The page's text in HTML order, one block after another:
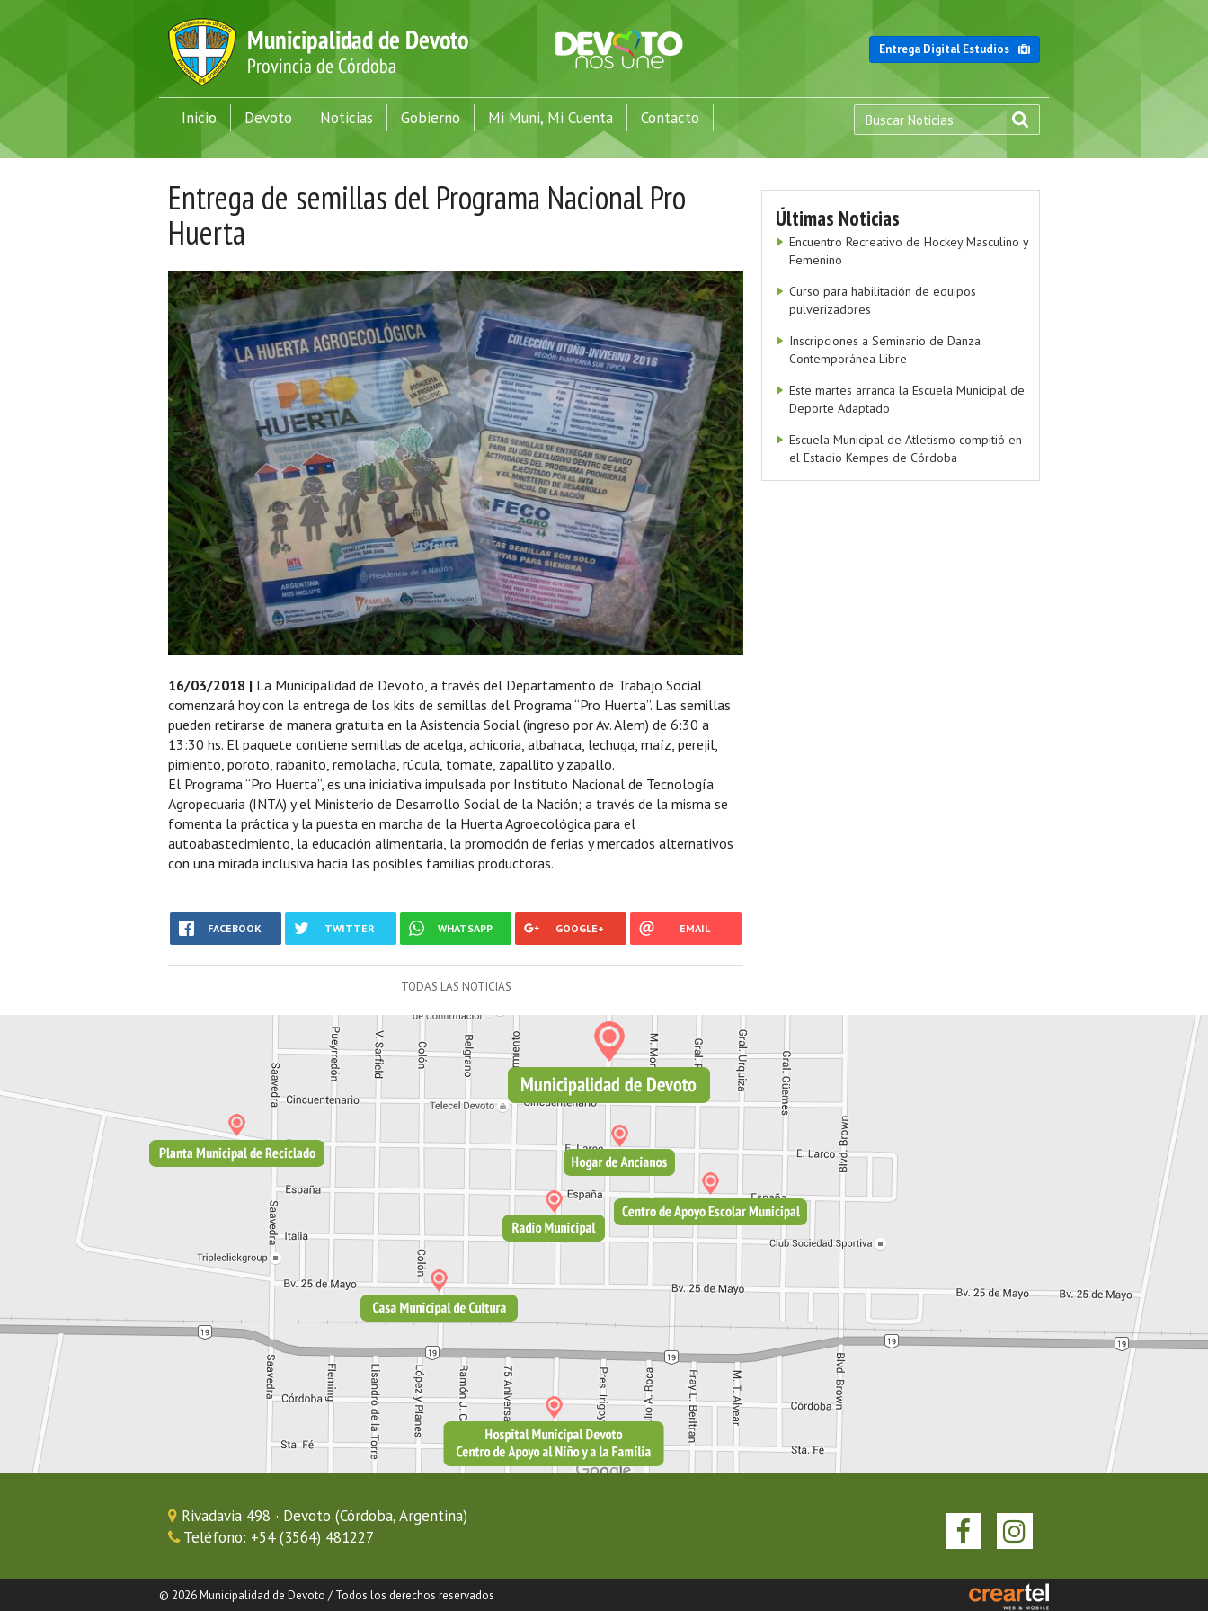
Entrega Digital Estudios
Inicio Devoto Noticias Gobierno Mi Muni, Mi Cuenta Contacto
Entrega de semillas del Programa Nacional Pro
Huerta
16/03/2018 | La Municipalidad de Devoto, a través del Departamento de Trabajo Social
comenzará hoy con la entrega de los kits de semillas del Programa “Pro Huerta”. Las semillas
pueden retirarse de manera gratuita en la Asistencia Social (ingreso por Av. Alem) de 6:30 a
13:30 hs. El paquete contiene semillas de acelga, achicoria, albahaca, lechuga, maíz, perejil,
pimiento, poroto, rabanito, remolacha, rúcula, tomate, zapallito y zapallo.
El Programa “Pro Huerta”, es una iniciativa impulsada por Instituto Nacional de Tecnología
Agropecuaria (INTA) y el Ministerio de Desarrollo Social de la Nación; a través de la misma se
fomenta la práctica y la puesta en marcha de la Huerta Agroecológica para el
autoabastecimiento, la educación alimentaria, la promoción de ferias y mercados alternativos
con una mirada inclusiva hacia las posibles familias productoras.
FACEBOOK TWITTER WHATSAPP GOOGLE+ EMAIL
TODAS LAS NOTICIAS
Últimas Noticias
Encuentro Recreativo de Hockey Masculino y
Femenino
Curso para habilitación de equipos
pulverizadores
Inscripciones a Seminario de Danza
Contemporánea Libre
Este martes arranca la Escuela Municipal de
Deporte Adaptado
Escuela Municipal de Atletismo compitió en
el Estadio Kempes de Córdoba
Rivadavia 498 · Devoto (Córdoba, Argentina)
Teléfono: +54 (3564) 481227
© 2026 Municipalidad de Devoto / Todos los derechos reservados